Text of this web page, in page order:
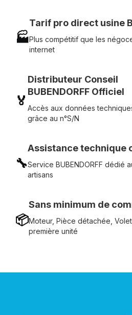
🏭
Tarif pro direct usine
Plus compétitif que les
internet
🏅
Distributeur Conseil
BUBENDORFF Officiel
Accès aux données
grâce au n°S/N
🔧
Assistance technique
Service BUBENDORFF dédié
artisans
📦
Sans minimum de
Moteur, Pièce détachée,
première unité